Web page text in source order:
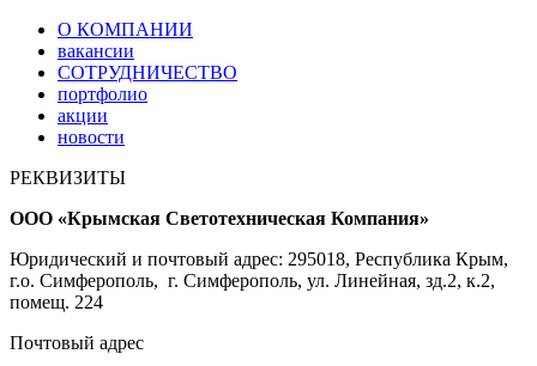
О КОМПАНИИ
вакансии
СОТРУДНИЧЕСТВО
портфолио
акции
новости
РЕКВИЗИТЫ
ООО «Крымская Светотехническая Компания»
Юридический и почтовый адрес: 295018, Республика Крым,
г.о. Симферополь, г. Симферополь, ул. Линейная, зд.2, к.2,
помещ. 224
Почтовый адрес